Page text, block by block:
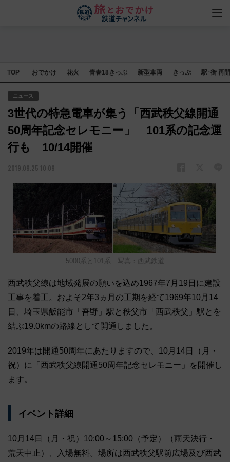
TOP おでかけ 花火 青春18きっぷ 新型車両 きっぷ 駅･街 再
ニュース
3世代の特急電車が集う「西武秩父線開通
50周年記念セレモニー」 101系の記念運
行も 10/14開催
2019.09.25 10:09
5000系と101系 写真：西武鉄道
西武秩父線は地域発展の願いを込め1967年7月19日に建設
工事を着工。およそ2年3ヵ月の工期を経て1969年10月14
日、埼玉県飯能市「吾野」駅と秩父市「西武秩父」駅とを
結ぶ19.0kmの路線として開通しました。
2019年は開通50周年にあたりますので、10月14日（月・
祝）に「西武秩父線開通50周年記念セレモニー」を開催し
ます。
イベント詳細
10月14日（月・祝）10:00～15:00（予定）（雨天決行・
荒天中止）、入場無料。場所は西武秩父駅前広場及び西武